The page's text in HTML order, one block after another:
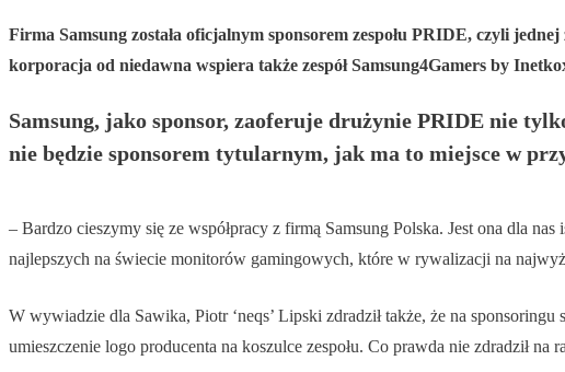
Firma Samsung została oficjalnym sponsorem zespołu PRIDE, czyli
korporacja od niedawna wspiera także zespół Samsung4Gamers by
Samsung, jako sponsor, zaoferuje drużynie PRIDE nie
nie będzie sponsorem tytularnym, jak ma to miejsce w
– Bardzo cieszymy się ze współpracy z firmą Samsung Polska. Jest ona dla
najlepszych na świecie monitorów gamingowych, które w rywalizacji na
W wywiadzie dla Sawika, Piotr ‘neqs’ Lipski zdradził także, że na
umieszczenie logo producenta na koszulce zespołu. Co prawda nie zdradził